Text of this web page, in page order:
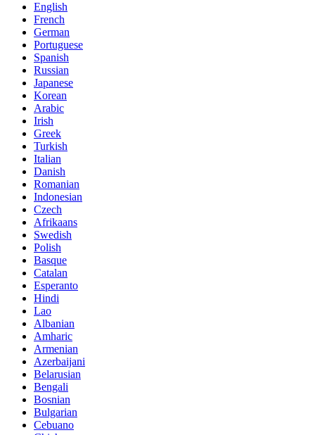
English
French
German
Portuguese
Spanish
Russian
Japanese
Korean
Arabic
Irish
Greek
Turkish
Italian
Danish
Romanian
Indonesian
Czech
Afrikaans
Swedish
Polish
Basque
Catalan
Esperanto
Hindi
Lao
Albanian
Amharic
Armenian
Azerbaijani
Belarusian
Bengali
Bosnian
Bulgarian
Cebuano